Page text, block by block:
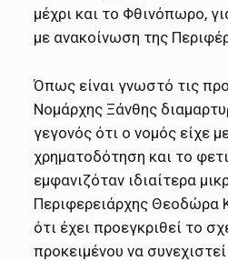
μέχρι και το Φθινόπωρο,
με ανακοίνωση της
Όπως είναι γνωστό τις
Νομάρχης Ξάνθης
γεγονός ότι ο νομός είχε
χρηματοδότηση και το
εμφανιζόταν ιδιαίτερα
Περιφερειάρχης Θεοδώρα
ότι έχει προεγκριθεί το
προκειμένου να